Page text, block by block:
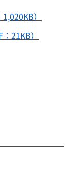
）
21KB）